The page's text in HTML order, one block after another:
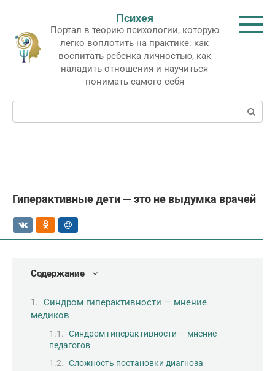
контенту
Психея
Портал в теорию психологии, которую
легко воплотить на практике: как
воспитать ребенка личностью, как
наладить отношения и научиться
понимать самого себя
Поиск:
Гиперактивные дети — это не выдумка врачей
Содержание
Синдром гиперактивности — мнение
медиков
Синдром гиперактивности — мнение
педагогов
Сложность постановки диагноза